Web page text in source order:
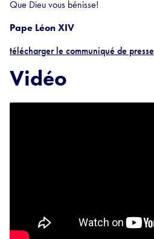
Que Dieu vous bénisse!
Pape Léon XIV
télécharger le communiqué de presse
Vidéo